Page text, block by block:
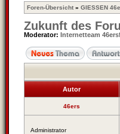
Foren-Übersicht » GIESSEN
Zukunft des
Moderator: Internetteam
Autor
46ers
Administrator